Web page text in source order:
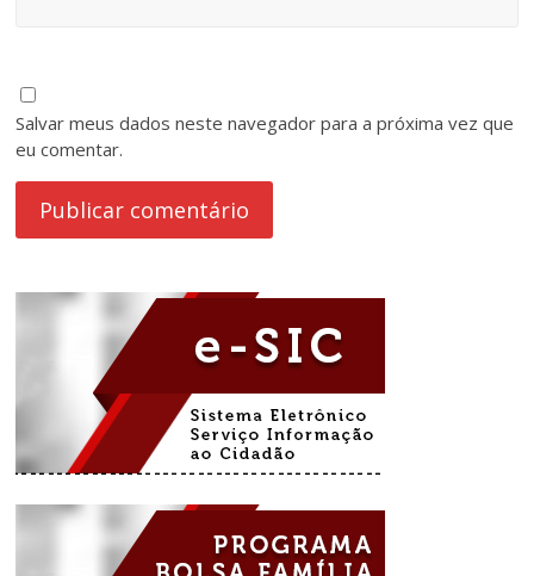
Salvar meus dados neste navegador para a próxima vez que
eu comentar.